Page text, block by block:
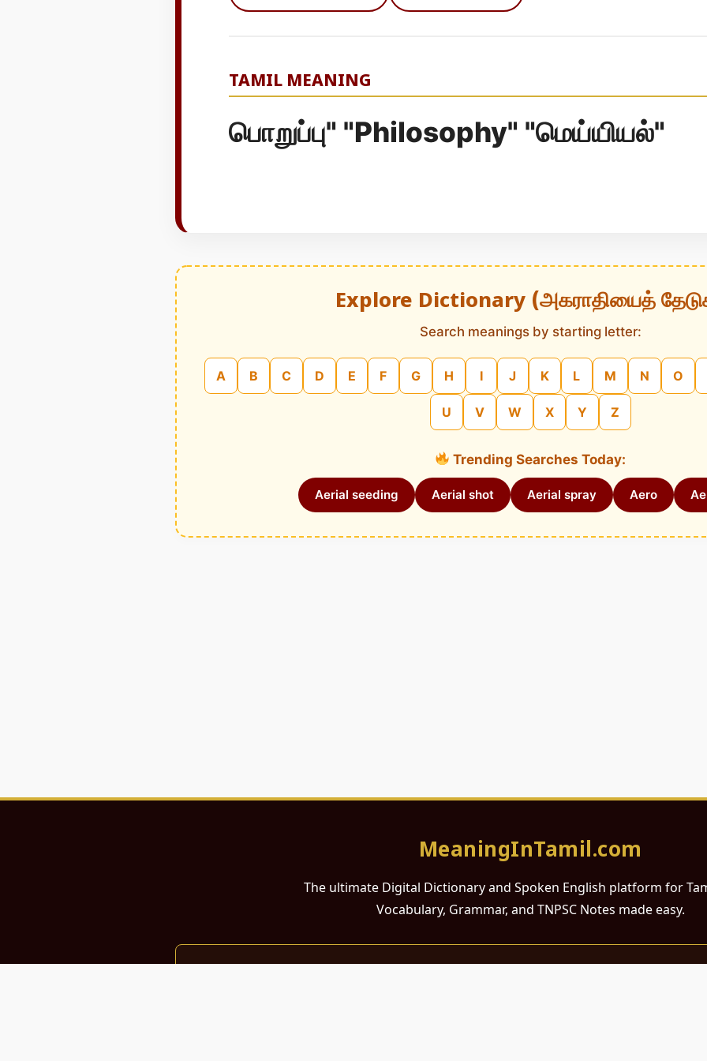
TAMIL MEANING
பொறுப்பு" "Philosophy" "மெய்யியல்"
Explore Dictionary (அகராதியைத்
Search meanings by starting letter:
A B C D E F G H I J K L M N O
U V W X Y Z
Trending Searches Today:
Aerial seeding Aerial shot Aerial spray Aero
MeaningInTamil.com
The ultimate Digital Dictionary and Spoken English platform for
Vocabulary, Grammar, and TNPSC Notes made easy.